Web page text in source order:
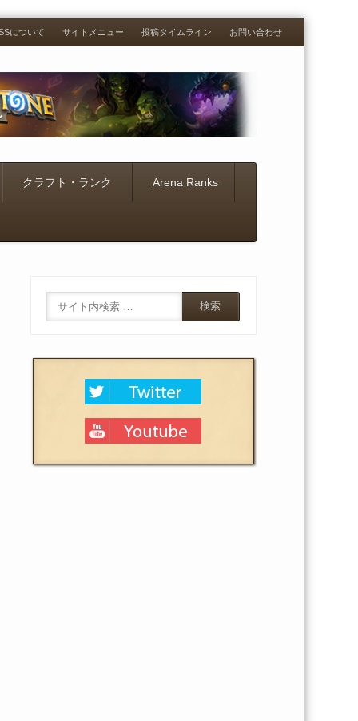
について サイトメニュー 投稿タイムライン お問い合わせ
クラフト・ランク Arena Ranks